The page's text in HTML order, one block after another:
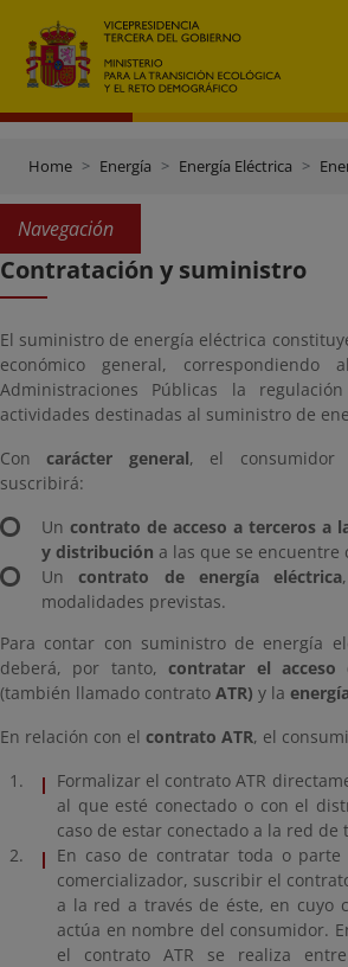
Home Energía Energía Eléctrica
Navegación
Contratación y suministro
El suministro de energía eléctrica
económico general,
Administraciones Públicas la
actividades destinadas al suministro de
Concarácter general, el consumidor
suscribirá:
Un contrato de acceso a terceros a
y distribución a las que se encuentre
Uncontrato de energía eléctrica
modalidades previstas.
Para contar con suministro de energía
deberá, por tanto,contratar el
(también llamado contrato ATR) y la
En relación con el contrato ATR, el
Formalizar el contrato ATR
al que esté conectado o con el
caso de estar conectado a la red de
En caso de contratar toda o
comercializador, suscribir el
a la red a través de éste, en cuyo
actúa en nombre del consumidor.
el contrato ATR se realiza